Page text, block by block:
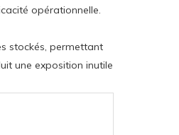
opérationnelle.
stockés, permettant
une exposition inutile